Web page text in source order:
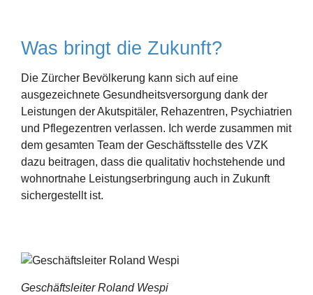
Was bringt die Zukunft?
Die Zürcher Bevölkerung kann sich auf eine
ausgezeichnete Gesundheitsversorgung dank der
Leistungen der Akutspitäler, Rehazentren, Psychiatrien
und Pflegezentren verlassen. Ich werde zusammen mit
dem gesamten Team der Geschäftsstelle des VZK
dazu beitragen, dass die qualitativ hochstehende und
wohnortnahe Leistungserbringung auch in Zukunft
sichergestellt ist.
Geschäftsleiter Roland Wespi